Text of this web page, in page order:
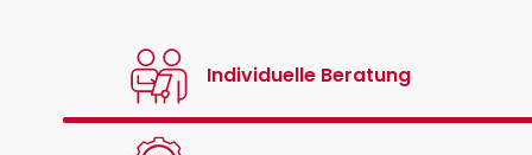
Individuelle Beratung